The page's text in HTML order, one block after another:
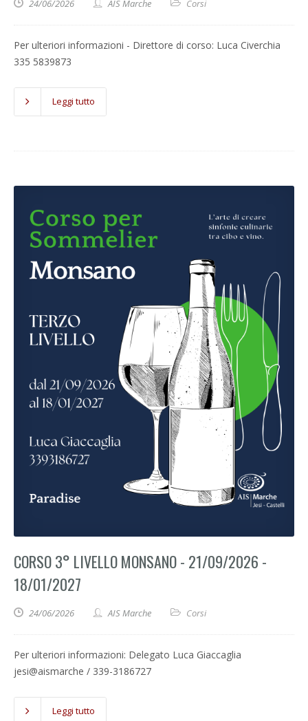
24/06/2026 AIS Marche Corsi
Per ulteriori informazioni - Direttore di corso: Luca Civerchia
335 5839873
Leggi tutto
CORSO 3° LIVELLO MONSANO - 21/09/2026 -
18/01/2027
24/06/2026 AIS Marche Corsi
Per ulteriori informazioni: Delegato Luca Giaccaglia
jesi@aismarche / 339-3186727
Leggi tutto